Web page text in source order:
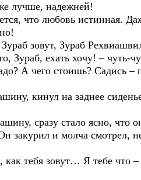
лучше, надежней!
что любовь истинная.
зовут, Зураб
Зураб, ехать хочу! – чуть-
А чего стоишь? Садись –
кинул на заднее
сразу стало ясно, что
закурил и молча смотрел,
тебя зовут… Я тебе что